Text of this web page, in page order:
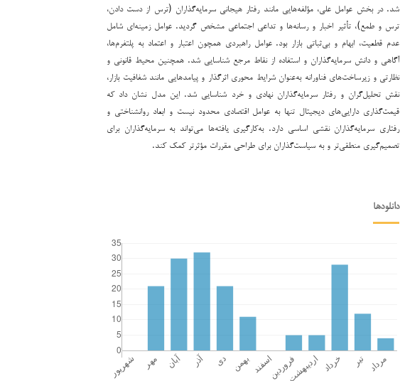
شد. در بخش عوامل علی، مؤلفه‌هایی مانند رفتار هیجانی سرمایه‌گذاران (ترس از دست دادن،
ترس و طمع)، تأثیر اخبار و رسانه‌ها و تداعی اجتماعی مشخص گردید. عوامل زمینه‌ای شامل
عدم قطعیت، ابهام و بی‌ثباتی بازار بود. عوامل راهبردی همچون اعتبار و اعتماد به پلتفرم‌ها،
آگاهی و دانش سرمایه‌گذاران و استفاده از نقاط مرجع شناسایی شد. همچنین محیط قانونی و
نظارتی و زیرساخت‌های فناورانه به‌عنوان شرایط محوری اثرگذار و پیامدهایی مانند شفافیت بازار،
نقش تحلیل‌گران و رفتار سرمایه‌گذاران نهادی و خرد شناسایی شد. این مدل نشان داد که
قیمت‌گذاری دارایی‌های دیجیتال تنها به عوامل اقتصادی محدود نیست و ابعاد روانشناختی و
رفتاری سرمایه‌گذاران نقشی اساسی دارد. به‌کارگیری یافته‌ها می‌تواند به سرمایه‌گذاران برای
تصمیم‌گیری منطقی‌تر و به سیاست‌گذاران برای طراحی مقررات مؤثرتر کمک کند.
دانلودها